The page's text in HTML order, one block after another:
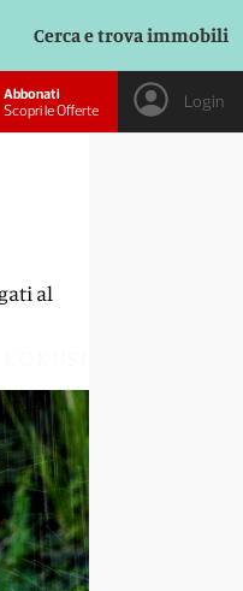
Cerca e trova immobili
Abbonati
Scopri le Offerte
Login
al